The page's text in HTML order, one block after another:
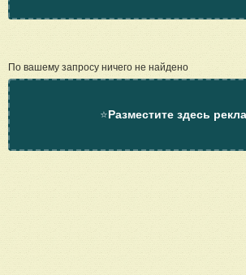
По вашему запросу ничего не найдено
⭐Разместите здесь